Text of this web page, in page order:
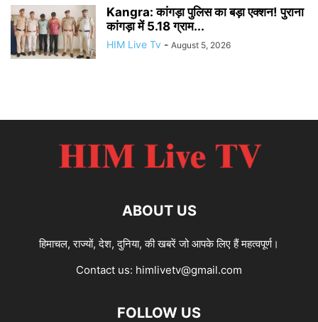
Kangra: कांगड़ा पुलिस का बड़ा एक्शन! पुराना
कांगड़ा में 5.18 ग्राम...
HIM Live Tv - August 5, 2026
ABOUT US
हिमाचल, राज्यों, देश, दुनिया, की खबरें जो आपके लिए हैं महत्वपूर्ण।
Contact us: himlivetv@gmail.com
FOLLOW US